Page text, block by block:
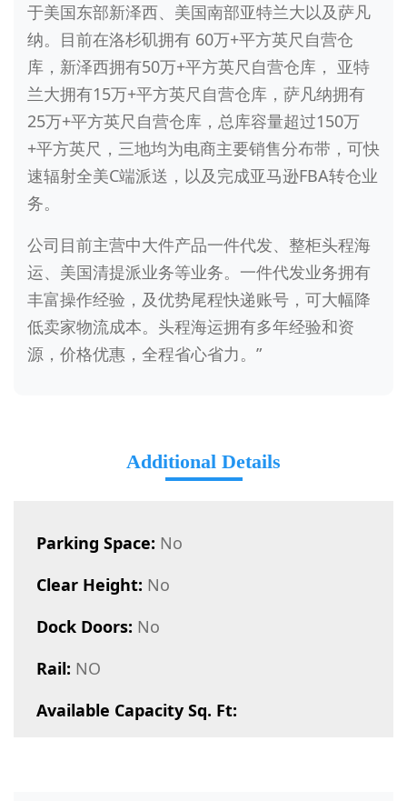
于美国东部新泽西、美国南部亚特兰大以及萨凡
纳。目前在洛杉矶拥有 60万+平方英尺自营仓
库，新泽西拥有50万+平方英尺自营仓库， 亚特
兰大拥有15万+平方英尺自营仓库，萨凡纳拥有
25万+平方英尺自营仓库，总库容量超过150万
+平方英尺，三地均为电商主要销售分布带，可快
速辐射全美C端派送，以及完成亚马逊FBA转仓业
务。
公司目前主营中大件产品一件代发、整柜头程海
运、美国清提派业务等业务。一件代发业务拥有
丰富操作经验，及优势尾程快递账号，可大幅降
低卖家物流成本。头程海运拥有多年经验和资
源，价格优惠，全程省心省力。”
Additional Details
Parking Space: No
Clear Height: No
Dock Doors: No
Rail: NO
Available Capacity Sq. Ft: